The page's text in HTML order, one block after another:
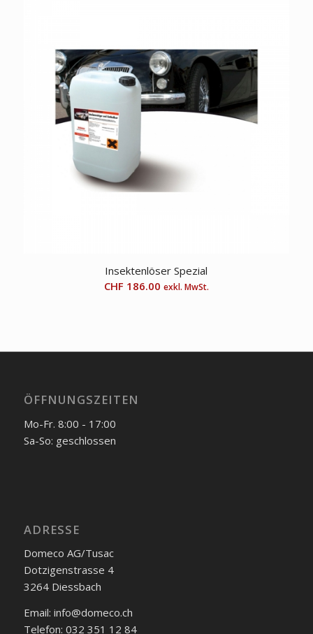
Insektenlöser Spezial
CHF 186.00 exkl. MwSt.
ÖFFNUNGSZEITEN
Mo-Fr. 8:00 - 17:00
Sa-So: geschlossen
ADRESSE
Domeco AG/Tusac
Dotzigenstrasse 4
3264 Diessbach
Email: info@domeco.ch
Telefon: 032 351 12 84